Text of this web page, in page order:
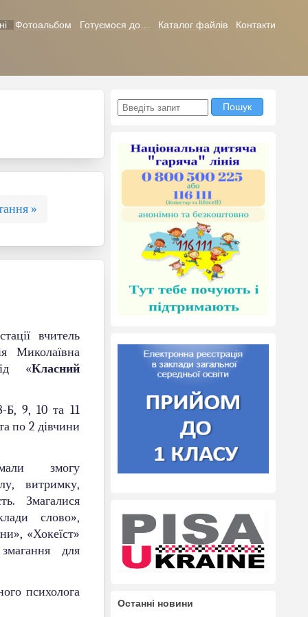
Фотоальбом Готуємося до… Каталог файлів Контакти
»
вчитель
Миколаївна
«Класний
Б, 9, 10 та 11
по 2 дівчини
змогу
витримку,
Змагалися
слово»,
«Хокеїст»
для
психолога
Останні новини